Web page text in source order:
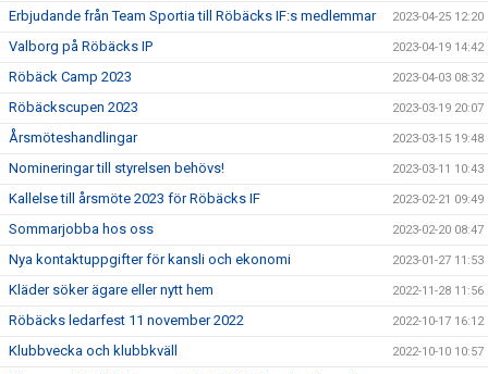
Erbjudande från Team Sportia till Röbäcks IF:s medlemmar 2023-04-25 12:20
Valborg på Röbäcks IP 2023-04-19 14:42
Röbäck Camp 2023 2023-04-03 08:32
Röbäckscupen 2023 2023-03-19 20:07
Årsmöteshandlingar 2023-03-15 19:48
Nomineringar till styrelsen behövs! 2023-03-11 10:43
Kallelse till årsmöte 2023 för Röbäcks IF 2023-02-21 09:49
Sommarjobba hos oss 2023-02-20 08:47
Nya kontaktuppgifter för kansli och ekonomi 2023-01-27 11:53
Kläder söker ägare eller nytt hem 2022-11-28 11:56
Röbäcks ledarfest 11 november 2022 2022-10-17 16:12
Klubbvecka och klubbkväll 2022-10-10 10:57